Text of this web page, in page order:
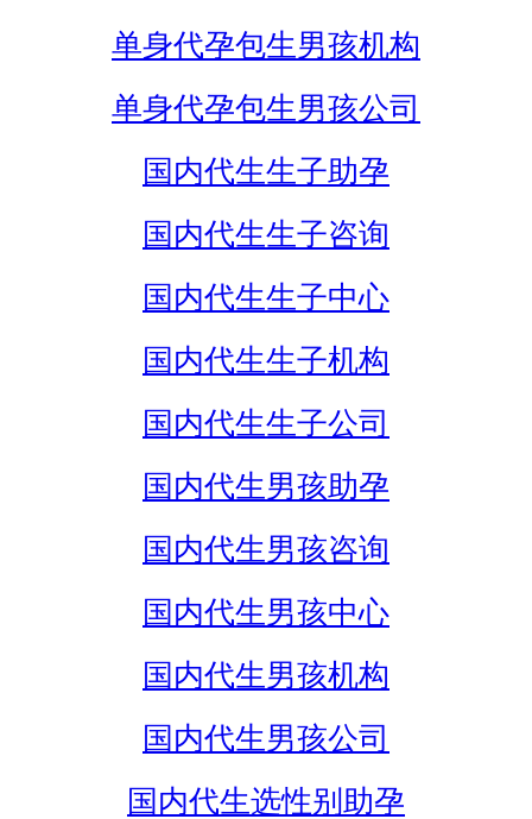
单身代孕包生男孩机构
单身代孕包生男孩公司
国内代生生子助孕
国内代生生子咨询
国内代生生子中心
国内代生生子机构
国内代生生子公司
国内代生男孩助孕
国内代生男孩咨询
国内代生男孩中心
国内代生男孩机构
国内代生男孩公司
国内代生选性别助孕